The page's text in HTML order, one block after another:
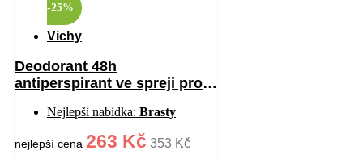
-25%
Vichy
Deodorant 48h
antiperspirant ve spreji proti
Nejlepší nabídka: Brasty
nejlepší cena 263 Kč 353 Kč